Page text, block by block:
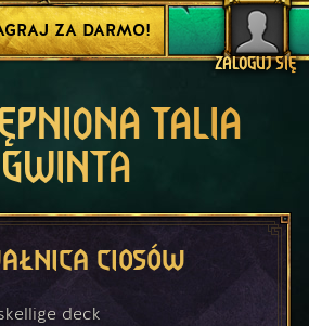
ZALOGUJ SIĘ
ZA DARMO!
TALIA
GWINTA
ciosów
deck